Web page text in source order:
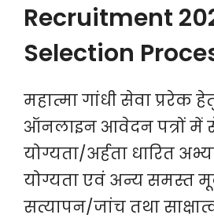
Recruitment
Selection
महात्मा गांधी सेवा प्ररेक
ऑनलाइन आवेदन पत्रों में
योग्यता/अर्हता धारित
योग्यता एवं अन्य समस्त
सत्यापन/जांच तथा